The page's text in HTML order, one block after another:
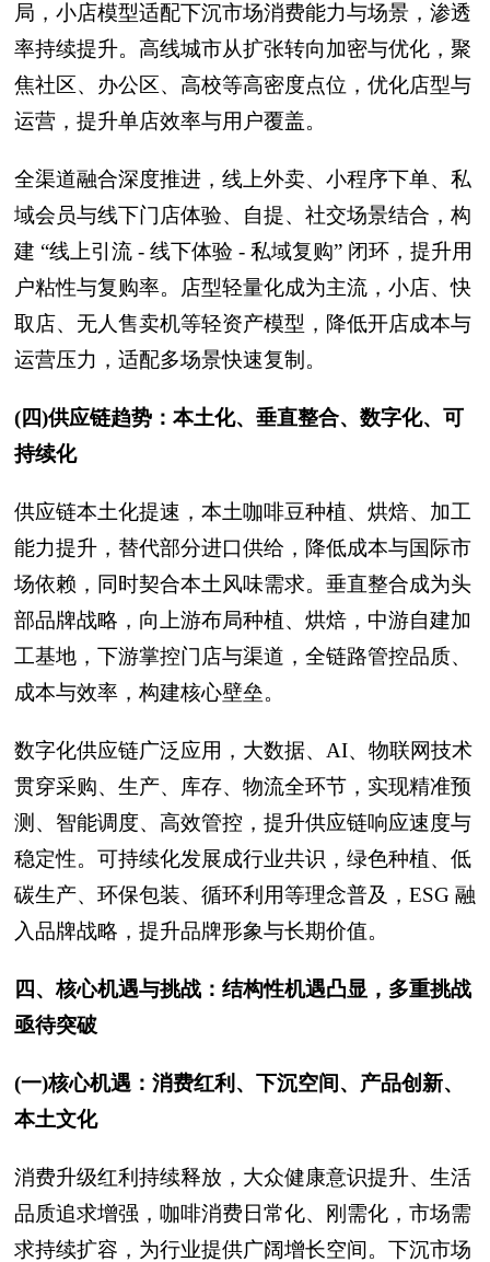
局，小店模型适配下沉市场消费能力与场景，渗透
率持续提升。高线城市从扩张转向加密与优化，聚
焦社区、办公区、高校等高密度点位，优化店型与
运营，提升单店效率与用户覆盖。
全渠道融合深度推进，线上外卖、小程序下单、私
域会员与线下门店体验、自提、社交场景结合，构
建 “线上引流 - 线下体验 - 私域复购” 闭环，提升用
户粘性与复购率。店型轻量化成为主流，小店、快
取店、无人售卖机等轻资产模型，降低开店成本与
运营压力，适配多场景快速复制。
(四)供应链趋势：本土化、垂直整合、数字化、可
持续化
供应链本土化提速，本土咖啡豆种植、烘焙、加工
能力提升，替代部分进口供给，降低成本与国际市
场依赖，同时契合本土风味需求。垂直整合成为头
部品牌战略，向上游布局种植、烘焙，中游自建加
工基地，下游掌控门店与渠道，全链路管控品质、
成本与效率，构建核心壁垒。
数字化供应链广泛应用，大数据、AI、物联网技术
贯穿采购、生产、库存、物流全环节，实现精准预
测、智能调度、高效管控，提升供应链响应速度与
稳定性。可持续化发展成行业共识，绿色种植、低
碳生产、环保包装、循环利用等理念普及，ESG 融
入品牌战略，提升品牌形象与长期价值。
四、核心机遇与挑战：结构性机遇凸显，多重挑战
亟待突破
(一)核心机遇：消费红利、下沉空间、产品创新、
本土文化
消费升级红利持续释放，大众健康意识提升、生活
品质追求增强，咖啡消费日常化、刚需化，市场需
求持续扩容，为行业提供广阔增长空间。下沉市场